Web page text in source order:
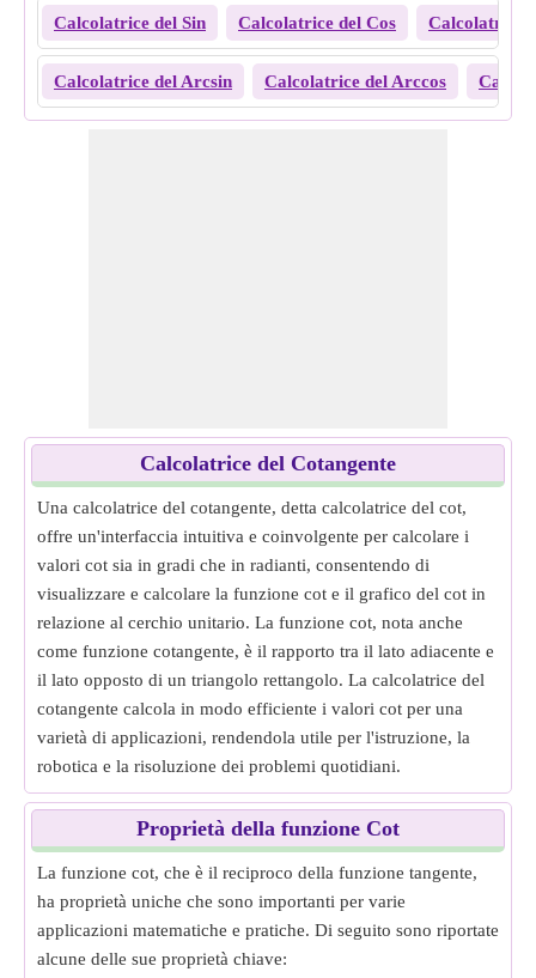
Calcolatrice del Sin Calcolatrice del Cos Calcolatrice
Calcolatrice del Arcsin Calcolatrice del Arccos
Calcolatrice del Cotangente
Una calcolatrice del cotangente, detta calcolatrice del cot,
offre un'interfaccia intuitiva e coinvolgente per calcolare i
valori cot sia in gradi che in radianti, consentendo di
visualizzare e calcolare la funzione cot e il grafico del cot in
relazione al cerchio unitario. La funzione cot, nota anche
come funzione cotangente, è il rapporto tra il lato adiacente e
il lato opposto di un triangolo rettangolo. La calcolatrice del
cotangente calcola in modo efficiente i valori cot per una
varietà di applicazioni, rendendola utile per l'istruzione, la
robotica e la risoluzione dei problemi quotidiani.
Proprietà della funzione Cot
La funzione cot, che è il reciproco della funzione tangente,
ha proprietà uniche che sono importanti per varie
applicazioni matematiche e pratiche. Di seguito sono riportate
alcune delle sue proprietà chiave: